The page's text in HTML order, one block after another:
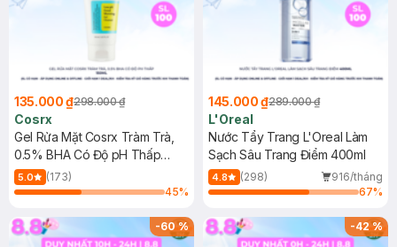
135.000 ₫298.000 ₫
Cosrx
Gel Rửa Mặt Cosrx Tràm Trà,
0.5% BHA Có Độ pH Thấp
150ml
5.0
(173)
45%
145.000 ₫289.000 ₫
L'Oreal
Nước Tẩy Trang L'Oreal Làm
Sạch Sâu Trang Điểm 400ml
4.8 (298)
916/tháng
67%
-60% -42%